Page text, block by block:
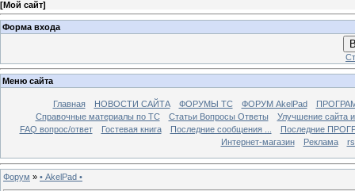
[Мой сайт]
Форма входа
Меню сайта
Главная НОВОСТИ САЙТА ФОРУМЫ TC ФОРУМ AkelPad
Справочные материалы по TС
Статьи Вопросы Ответы
Улучшение сайта
FAQ вопрос/ответ
Гостевая книга Последние сообщения ...
Последние
Интернет-магазин
Реклама
Форум » • AkelPad •